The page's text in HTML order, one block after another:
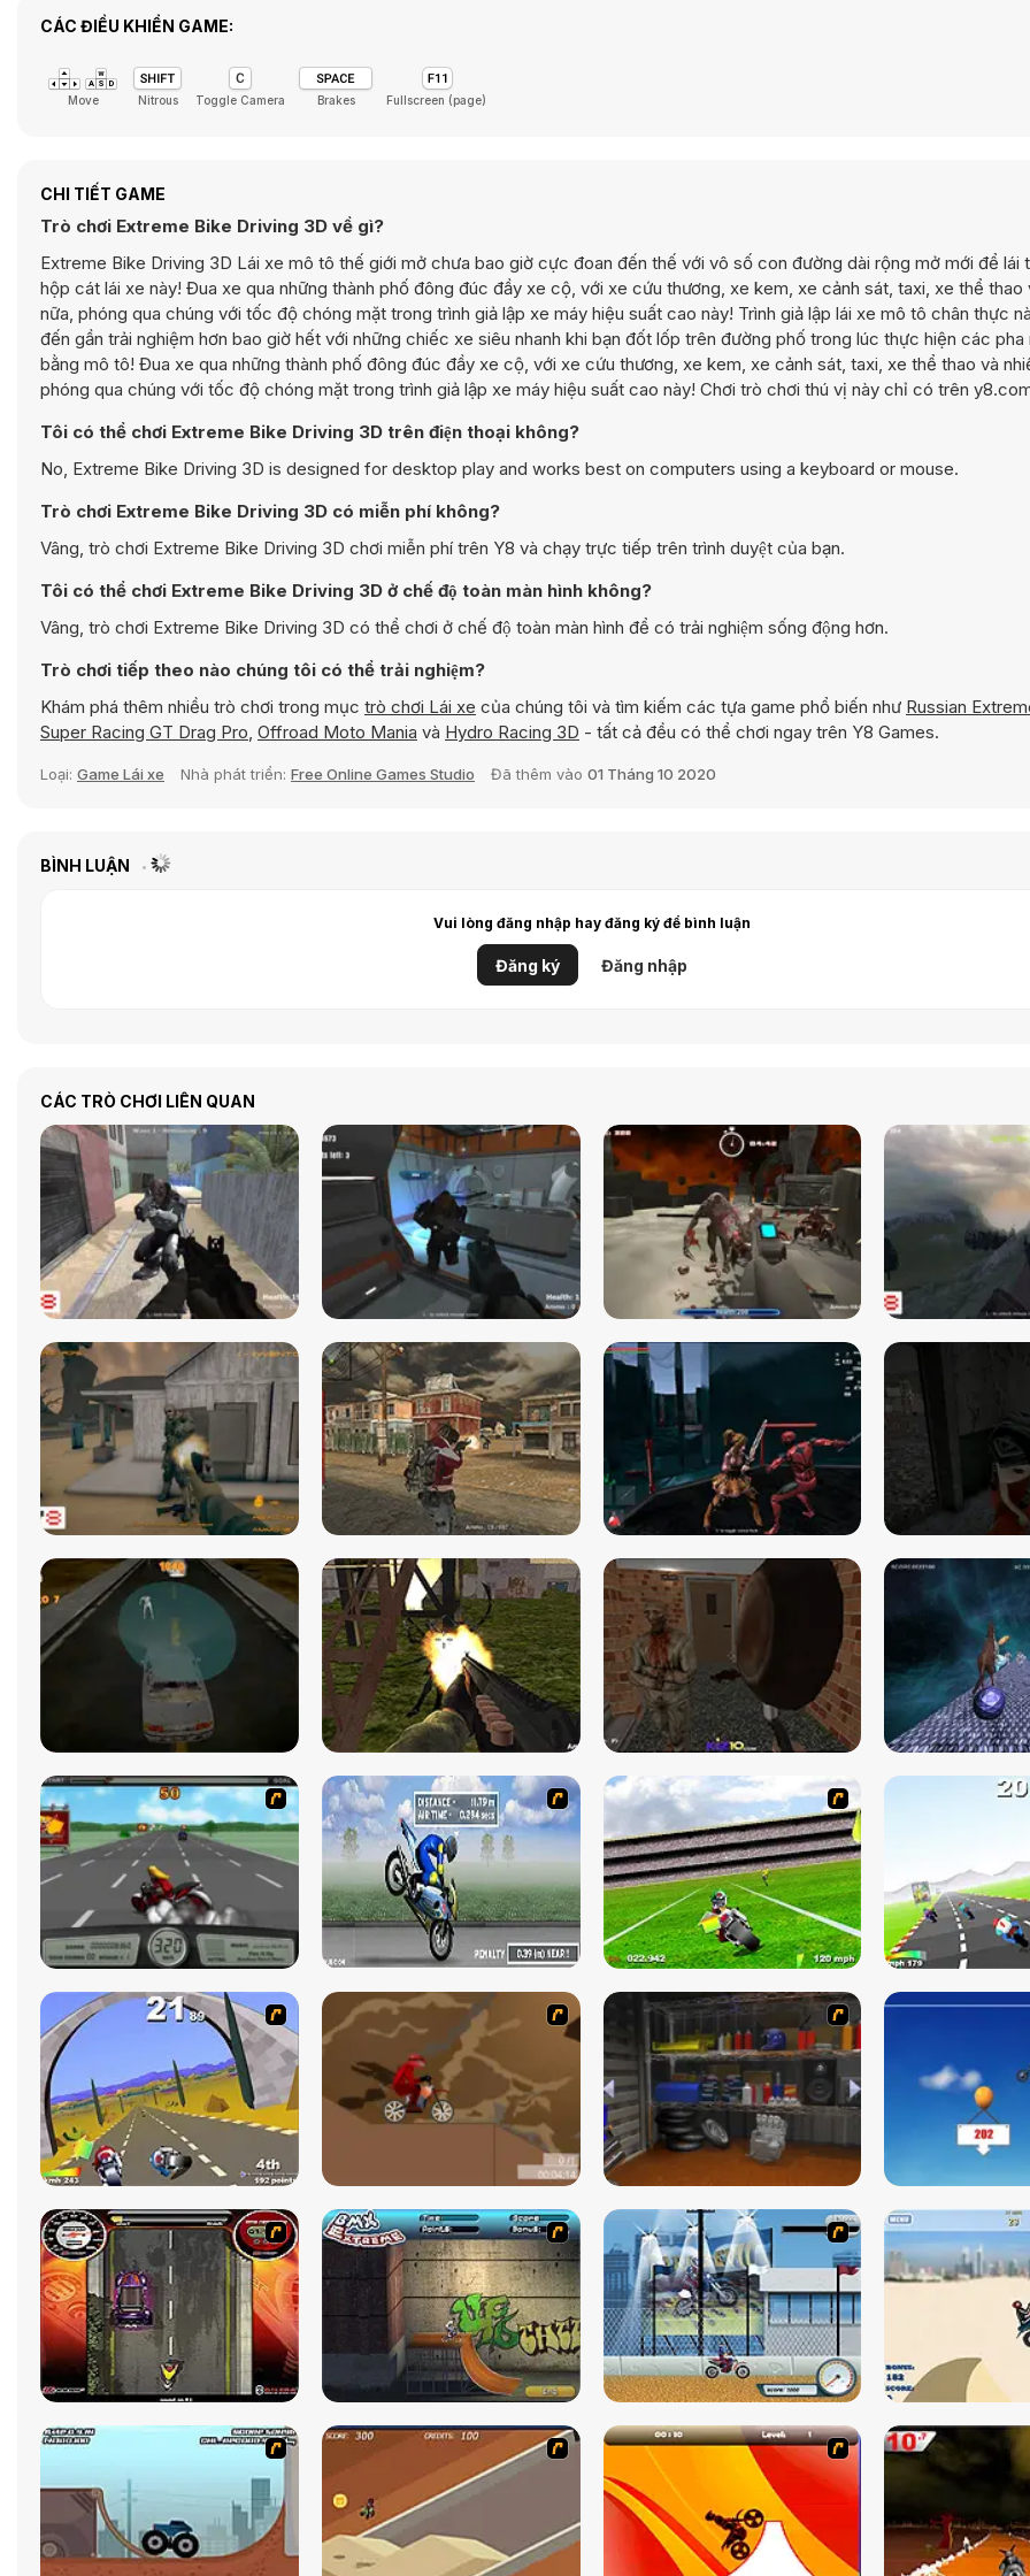
CÁC ĐIỀU KHIỂN GAME:
Move Nitrous Toggle Camera Brakes Fullscreen (page)
CHI TIẾT GAME
Trò chơi Extreme Bike Driving 3D về gì?
Extreme Bike Driving 3D Lái xe mô tô thế giới mở chưa bao giờ cực đoan đến thế với vô số con đường dài rộng mở mới để lái
hộp cát lái xe này! Đua xe qua những thành phố đông đúc đầy xe cộ, với xe cứu thương, xe kem, xe cảnh sát, taxi, xe thể thao
nữa, phóng qua chúng với tốc độ chóng mặt trong trình giả lập xe máy hiệu suất cao này! Trình giả lập lái xe mô tô chân thực
đến gần trải nghiệm hơn bao giờ hết với những chiếc xe siêu nhanh khi bạn đốt lốp trên đường phố trong lúc thực hiện các pha
bằng mô tô! Đua xe qua những thành phố đông đúc đầy xe cộ, với xe cứu thương, xe kem, xe cảnh sát, taxi, xe thể thao và
phóng qua chúng với tốc độ chóng mặt trong trình giả lập xe máy hiệu suất cao này! Chơi trò chơi thú vị này chỉ có trên
Tôi có thể chơi Extreme Bike Driving 3D trên điện thoại không?
No, Extreme Bike Driving 3D is designed for desktop play and works best on computers using a keyboard or mouse.
Trò chơi Extreme Bike Driving 3D có miễn phí không?
Vâng, trò chơi Extreme Bike Driving 3D chơi miễn phí trên Y8 và chạy trực tiếp trên trình duyệt của bạn.
Tôi có thể chơi Extreme Bike Driving 3D ở chế độ toàn màn hình không?
Vâng, trò chơi Extreme Bike Driving 3D có thể chơi ở chế độ toàn màn hình để có trải nghiệm sống động hơn.
Trò chơi tiếp theo nào chúng tôi có thể trải nghiệm?
Khám phá thêm nhiều trò chơi trong mục trò chơi Lái xe của chúng tôi và tìm kiếm các tựa game phổ biến như Russian
Super Racing GT Drag Pro, Offroad Moto Mania và Hydro Racing 3D - tất cả đều có thể chơi ngay trên Y8 Games.
Loại: Game Lái xe Nhà phát triển: Free Online Games Studio Đã thêm vào 01 Tháng 10 2020
BÌNH LUẬN
Vui lòng đăng nhập hay đăng ký để bình luận
Đăng ký Đăng nhập
CÁC TRÒ CHƠI LIÊN QUAN